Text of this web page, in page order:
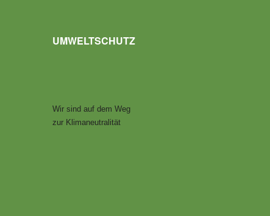
UMWELTSCHUTZ
Wir sind auf dem Weg
zur Klimaneutralität